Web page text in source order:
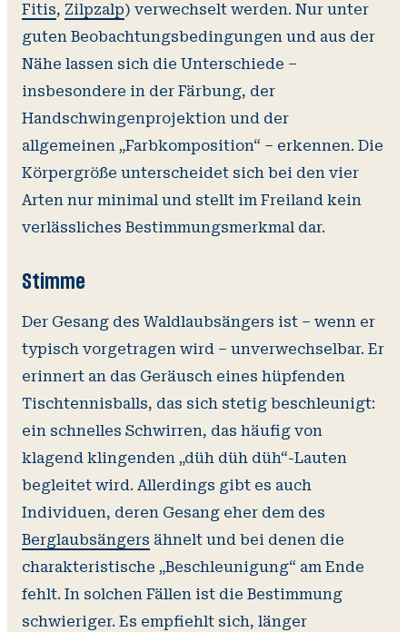
Fitis, Zilpzalp) verwechselt werden. Nur unter
guten Beobachtungsbedingungen und aus der
Nähe lassen sich die Unterschiede –
insbesondere in der Färbung, der
Handschwingenprojektion und der
allgemeinen „Farbkomposition“ – erkennen. Die
Körpergröße unterscheidet sich bei den vier
Arten nur minimal und stellt im Freiland kein
verlässliches Bestimmungsmerkmal dar.
Stimme
Der Gesang des Waldlaubsängers ist – wenn er
typisch vorgetragen wird – unverwechselbar. Er
erinnert an das Geräusch eines hüpfenden
Tischtennisballs, das sich stetig beschleunigt:
ein schnelles Schwirren, das häufig von
klagend klingenden „düh düh düh“-Lauten
begleitet wird. Allerdings gibt es auch
Individuen, deren Gesang eher dem des
Berglaubsängers ähnelt und bei denen die
charakteristische „Beschleunigung“ am Ende
fehlt. In solchen Fällen ist die Bestimmung
schwieriger. Es empfiehlt sich, länger